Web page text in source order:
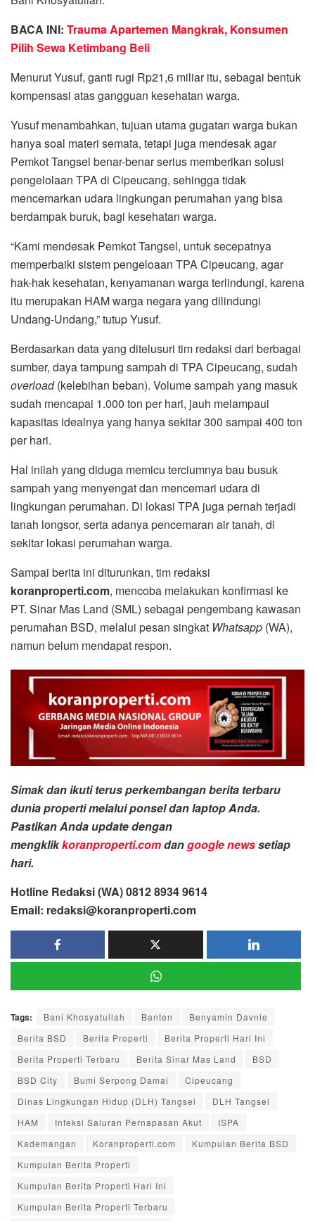
BACA INI: Trauma Apartemen Mangkrak, Konsumen
Pilih Sewa Ketimbang Beli
Menurut Yusuf, ganti rugi Rp21,6 miliar itu, sebagai bentuk
kompensasi atas gangguan kesehatan warga.
Yusuf menambahkan, tujuan utama gugatan warga bukan
hanya soal materi semata, tetapi juga mendesak agar
Pemkot Tangsel benar-benar serius memberikan solusi
pengelolaan TPA di Cipeucang, sehingga tidak
mencemarkan udara lingkungan perumahan yang bisa
berdampak buruk, bagi kesehatan warga.
“Kami mendesak Pemkot Tangsel, untuk secepatnya
memperbaiki sistem pengeloaan TPA Cipeucang, agar
hak-hak kesehatan, kenyamanan warga terlindungi, karena
itu merupakan HAM warga negara yang dilindungi
Undang-Undang,” tutup Yusuf.
Berdasarkan data yang ditelusuri tim redaksi dari berbagai
sumber, daya tampung sampah di TPA Cipeucang, sudah
overload(kelebihan beban). Volume sampah yang masuk
sudah mencapai 1.000 ton per hari, jauh melampaui
kapasitas idealnya yang hanya sekitar 300 sampai 400 ton
per hari.
Hal inilah yang diduga memicu terciumnya bau busuk
sampah yang menyengat dan mencemari udara di
lingkungan perumahan. Di lokasi TPA juga pernah terjadi
tanah longsor, serta adanya pencemaran air tanah, di
sekitar lokasi perumahan warga.
Sampai berita ini diturunkan, tim redaksi
koranproperti.com, mencoba melakukan konfirmasi ke
PT. Sinar Mas Land (SML) sebagai pengembang kawasan
perumahan BSD, melalui pesan singkat Whatsapp (WA),
namun belum mendapat respon.
Simak dan ikuti terus perkembangan berita terbaru
dunia properti melalui ponsel dan laptop Anda.
Pastikan Anda update dengan
mengklikkoranproperti.comdangoogle newssetiap
hari.
Hotline Redaksi (WA) 0812 8934 9614
Email: redaksi@koranproperti.com
Tags: Bani Khosyatullah Banten
Benyamin Davnie
Berita BSD
Berita Properti
Berita Properti Hari Ini
Berita Properti Terbaru
Berita Sinar Mas Land
BSD
BSD City
Bumi Serpong Damai
Cipeucang
Dinas Lingkungan Hidup (DLH) Tangsel
DLH Tangsel
HAM
Infeksi Saluran Pernapasan Akut
ISPA
Kademangan
Koranproperti.com
Kumpulan Berita BSD
Kumpulan Berita Properti
Kumpulan Berita Properti Hari Ini
Kumpulan Berita Properti Terbaru